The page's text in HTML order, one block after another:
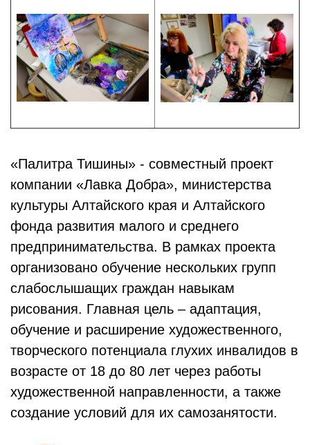
«Палитра Тишины» - совместный проект
компании «Лавка Добра», министерства
культуры Алтайского края и Алтайского
фонда развития малого и среднего
предпринимательства. В рамках проекта
организовано обучение нескольких групп
слабослышащих граждан навыкам
рисования. Главная цель – адаптация,
обучение и расширение художественного,
творческого потенциала глухих инвалидов в
возрасте от 18 до 80 лет через работы
художественной направленности, а также
создание условий для их самозанятости.